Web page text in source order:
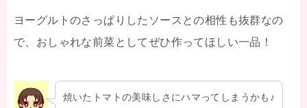
ヨーグルトのさっぱりしたソースとの相性も抜群なの
で、おしゃれな前菜としてぜひ作ってほしい一品！
焼いたトマトの美味しさにハマってしまうかも♪